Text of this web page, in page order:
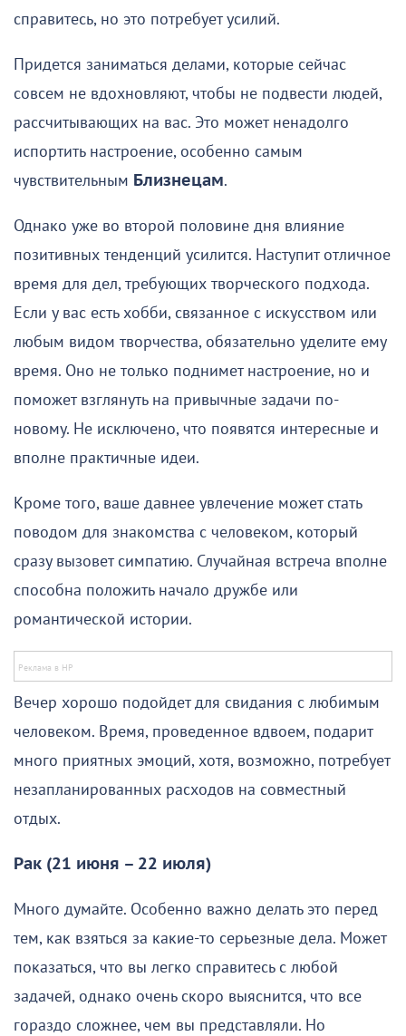
справитесь, но это потребует усилий.
Придется заниматься делами, которые сейчас
совсем не вдохновляют, чтобы не подвести людей,
рассчитывающих на вас. Это может ненадолго
испортить настроение, особенно самым
чувствительным Близнецам.
Однако уже во второй половине дня влияние
позитивных тенденций усилится. Наступит отличное
время для дел, требующих творческого подхода.
Если у вас есть хобби, связанное с искусством или
любым видом творчества, обязательно уделите ему
время. Оно не только поднимет настроение, но и
поможет взглянуть на привычные задачи по-
новому. Не исключено, что появятся интересные и
вполне практичные идеи.
Кроме того, ваше давнее увлечение может стать
поводом для знакомства с человеком, который
сразу вызовет симпатию. Случайная встреча вполне
способна положить начало дружбе или
романтической истории.
Вечер хорошо подойдет для свидания с любимым
человеком. Время, проведенное вдвоем, подарит
много приятных эмоций, хотя, возможно, потребует
незапланированных расходов на совместный
отдых.
Рак (21 июня – 22 июля)
Много думайте. Особенно важно делать это перед
тем, как взяться за какие-то серьезные дела. Может
показаться, что вы легко справитесь с любой
задачей, однако очень скоро выяснится, что все
гораздо сложнее, чем вы представляли. Но